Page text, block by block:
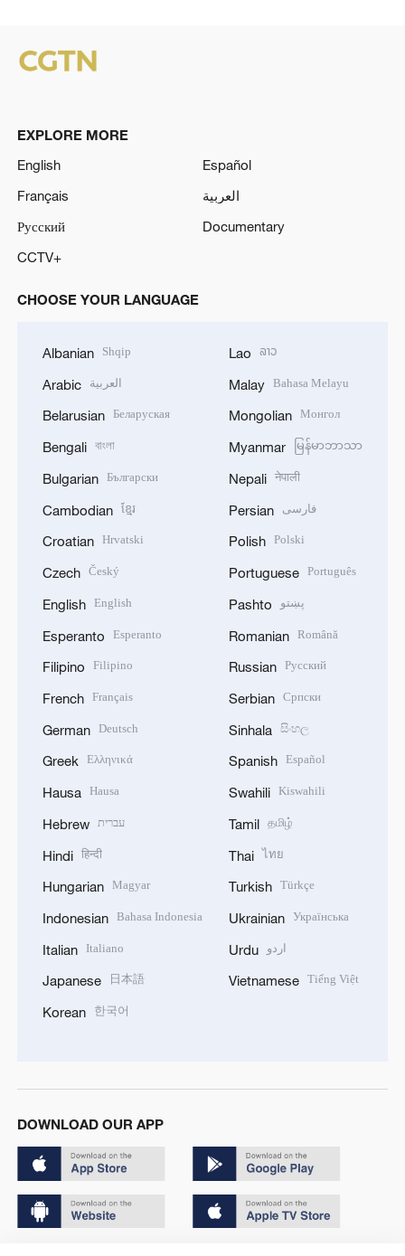
EXPLORE MORE
English
Español
Français
العربية
Русский
Documentary
CCTV+
CHOOSE YOUR LANGUAGE
Albanian Shqip
Arabic العربية
Belarusian Беларуская
Bengali বাংলা
Bulgarian Български
Cambodian ខ្មែរ
Croatian Hrvatski
Czech Český
English English
Esperanto Esperanto
Filipino Filipino
French Français
German Deutsch
Greek Ελληνικά
Hausa Hausa
Hebrew עברית
Hindi हिन्दी
Hungarian Magyar
Indonesian Bahasa Indonesia
Italian Italiano
Japanese 日本語
Korean 한국어
Lao ລາວ
Malay Bahasa Melayu
Mongolian Монгол
Myanmar မြန်မာဘာသာ
Nepali नेपाली
Persian فارسی
Polish Polski
Portuguese Português
Pashto پښتو
Romanian Română
Russian Русский
Serbian Српски
Sinhala සිංහල
Spanish Español
Swahili Kiswahili
Tamil தமிழ்
Thai ไทย
Turkish Türkçe
Ukrainian Українська
Urdu اردو
Vietnamese Tiếng Việt
DOWNLOAD OUR APP